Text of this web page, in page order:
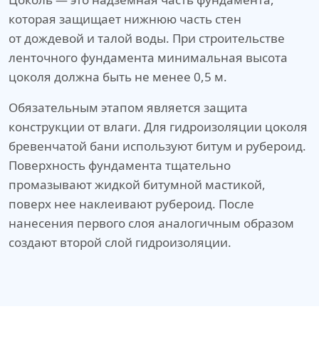
которая защищает нижнюю часть стен
от дождевой и талой воды. При строительстве
ленточного фундамента минимальная высота
цоколя должна быть не менее 0,5 м.
Обязательным этапом является защита
конструкции от влаги. Для гидроизоляции цоколя
бревенчатой бани используют битум и рубероид.
Поверхность фундамента тщательно
промазывают жидкой битумной мастикой,
поверх нее наклеивают рубероид. После
нанесения первого слоя аналогичным образом
создают второй слой гидроизоляции.